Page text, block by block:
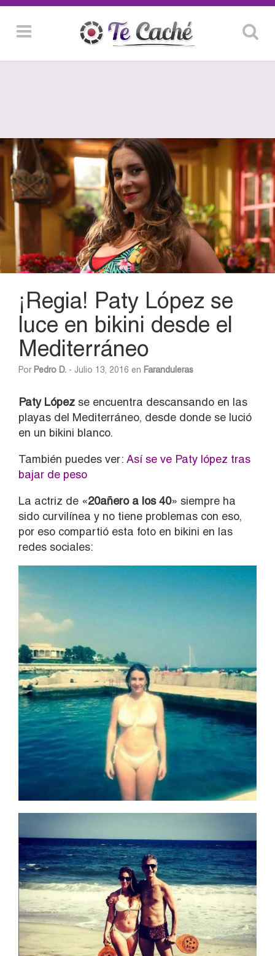
¡Regia! Paty López se
luce en bikini desde el
Mediterráneo
Por Pedro D. - Julio 13, 2016 en Faranduleras
Paty López se encuentra descansando en las
playas del Mediterráneo, desde donde se lució
en un bikini blanco.
También puedes ver: Así se ve Paty lópez tras
bajar de peso
La actriz de «20añero a los 40» siempre ha
sido curvilínea y no tiene problemas con eso,
por eso compartió esta foto en bikini en las
redes sociales: